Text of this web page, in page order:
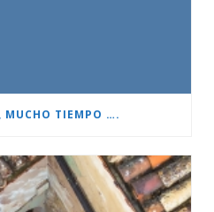
MUCHO TIEMPO ….